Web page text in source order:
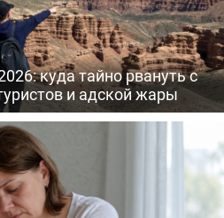
куда тайно рвануть с
и адской жары